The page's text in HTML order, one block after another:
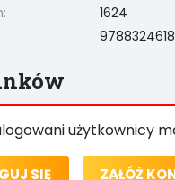
1624
użytkownicy
SIĘ ZAŁÓŻ